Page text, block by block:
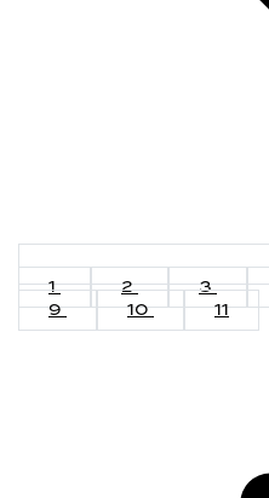
1 2 3
9
10 11